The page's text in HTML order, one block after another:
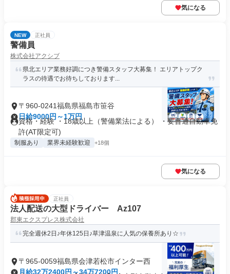
気になる
NEW 正社員
警備員
株式会社アクシブ
県北エリア業務好調につき警備スタッフ大募集！ エリアトップク
ラスの待遇でお待ちしております...
〒960-0241福島県福島市笹谷
日給9000円～1万円
資格・経験 ・18歳以上（警備業法による） ・要普通自動車免
許(AT限定可)
制服あり 業界未経験歓迎 +18個
気になる
正社員
法人配送の大型ドライバー Az107
郡東エクスプレス株式会社
完全週休2日♪年休125日♪草津温泉に人気の保養所あり☆
〒965-0059福島県会津若松市インター西
月給32万2400円～34万7200円